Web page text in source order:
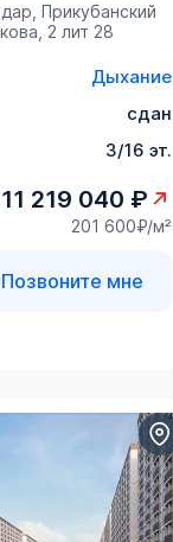
Прикубанский
2 лит 28
Дыхание
сдан
3/16 эт.
11 219 040 ₽
201 600₽/м²
Позвоните мне